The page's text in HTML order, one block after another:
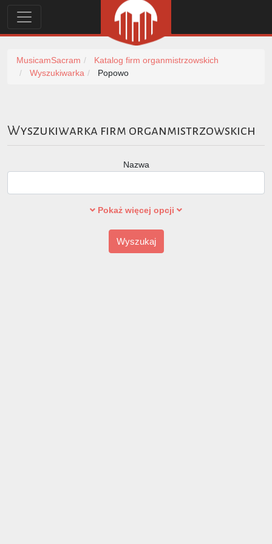
MusicamSacram
Katalog firm organmistrzowskich
Wyszukiwarka
Popowo
Wyszukiwarka firm organmistrzowskich
Nazwa
Pokaż więcej opcji
Wyszukaj